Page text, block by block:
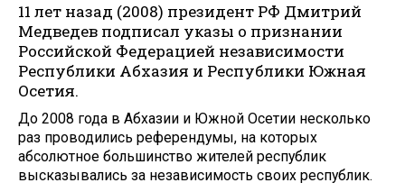
11 лет назад (2008) президент РФ Дмитрий
Медведев подписал указы о признании
Российской Федерацией независимости
Республики Абхазия и Республики Южная
Осетия.
До 2008 года в Абхазии и Южной Осетии несколько
раз проводились референдумы, на которых
абсолютное большинство жителей республик
высказывались за независимость своих республик.